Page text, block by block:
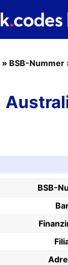
» BSB-Nummer
BSB-